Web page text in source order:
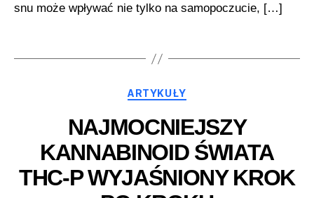
snu może wpływać nie tylko na samopoczucie, […]
Kategorie
ARTYKUŁY
NAJMOCNIEJSZY
KANNABINOID ŚWIATA
THC-P WYJAŚNIONY KROK